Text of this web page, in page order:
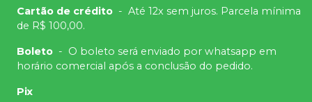
Cartão de crédito - Até 12x sem juros. Parcela mínima
de R$ 100,00.
Boleto - O boleto será enviado por whatsapp em
horário comercial após a conclusão do pedido.
Pix